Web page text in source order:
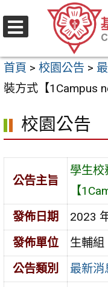
至
要
內
區
首頁 > 校園公告 >
裝方式【1Campus
校園公告
公告主旨
學生校
【
發佈日期
2023
發佈單位
生輔組
公告類別
最新消
選
單